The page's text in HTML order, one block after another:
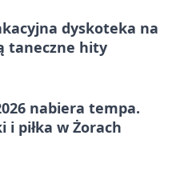
dyskoteka na
taneczne hity
nabiera tempa.
i piłka w Żorach